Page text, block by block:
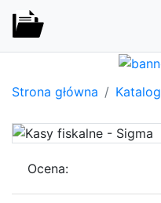
Strona główna Katalog
Ocena: